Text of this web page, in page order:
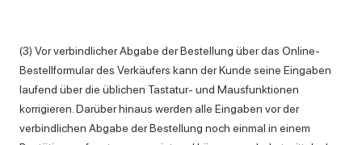
(3) Vor verbindlicher Abgabe der Bestellung über das Online-
Bestellformular des Verkäufers kann der Kunde seine Eingaben
laufend über die üblichen Tastatur- und Mausfunktionen
korrigieren. Darüber hinaus werden alle Eingaben vor der
verbindlichen Abgabe der Bestellung noch einmal in einem